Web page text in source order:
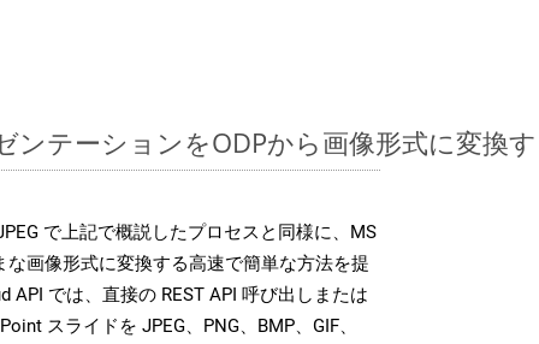
ンテーションをODPから画像形式に変換
で上記で概説したプロセスと同様に、MS
画像形式に変換する高速で簡単な方法を提
API では、直接の REST API 呼び出しまたは
スライドを JPEG、PNG、BMP、GIF、